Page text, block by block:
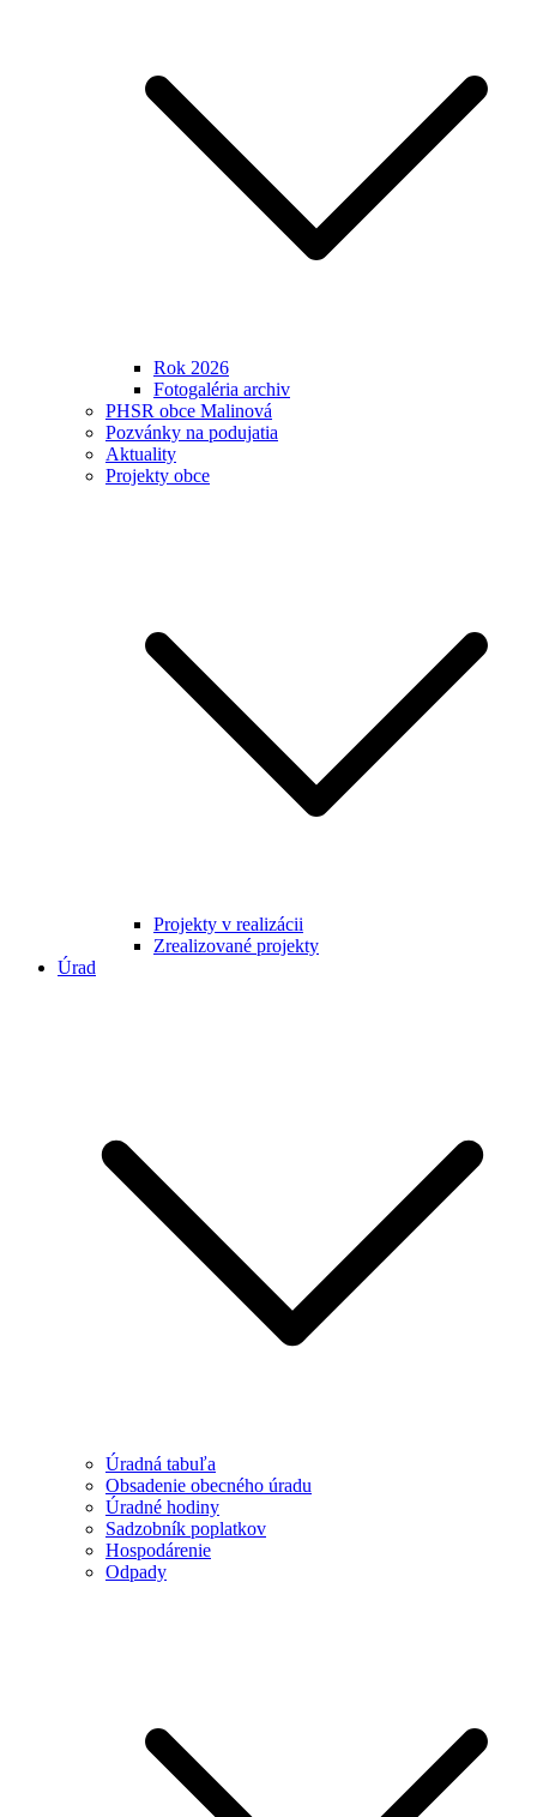
Rok 2026
Fotogaléria archiv
PHSR obce Malinová
Pozvánky na podujatia
Aktuality
Projekty obce
Projekty v realizácii
Zrealizované projekty
Úrad
Úradná tabuľa
Obsadenie obecného úradu
Úradné hodiny
Sadzobník poplatkov
Hospodárenie
Odpady